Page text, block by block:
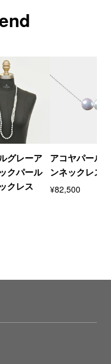
グレーア
クパール
クレス
アコヤパール
ンネックレス
¥82,500